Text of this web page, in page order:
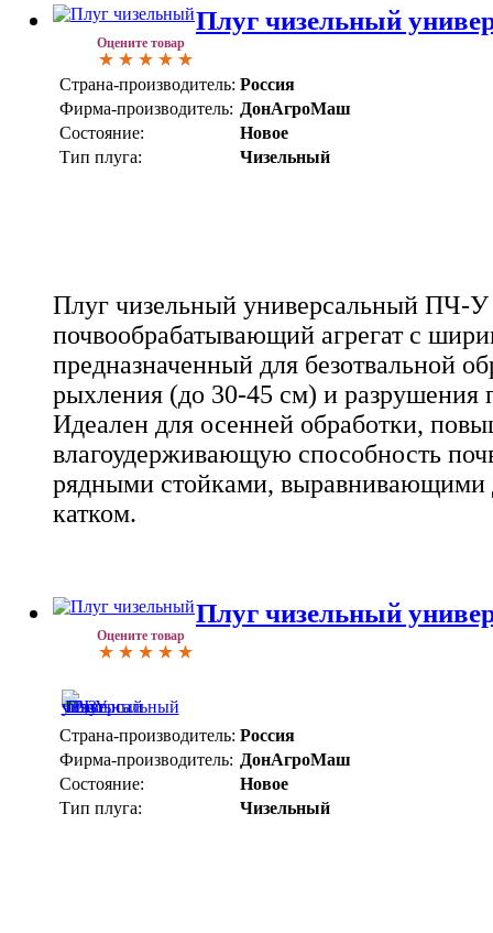
Оцените товар
Плуг чизельный
Страна-производитель: Россия
Фирма-производитель: ДонАгроМаш
Состояние:
Новое
Тип плуга:
Чизельный
Плуг чизельный универсальный ПЧ-У
почвообрабатывающий агрегат с
предназначенный для безотвальной
рыхления (до 30-45 см) и
Идеален для осенней обработки,
влагоудерживающую способность
рядными стойками, выравнивающими
катком.
Оцените товар
Плуг чизельный
Страна-производитель: Россия
Фирма-производитель: ДонАгроМаш
Состояние:
Новое
Тип плуга:
Чизельный